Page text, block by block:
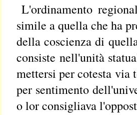
L'ordinamento
simile a quella che ha
della coscienza di
consiste nell'unità
mettersi per cotesta
per sentimento
o lor consigliava